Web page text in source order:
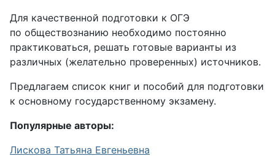
Для качественной подготовки к ОГЭ
по обществознанию необходимо постоянно
практиковаться, решать готовые варианты из
различных (желательно проверенных) источников.
Предлагаем список книг и пособий для подготовки
к основному государственному экзамену.
Популярные авторы:
Лискова Татьяна Евгеньевна